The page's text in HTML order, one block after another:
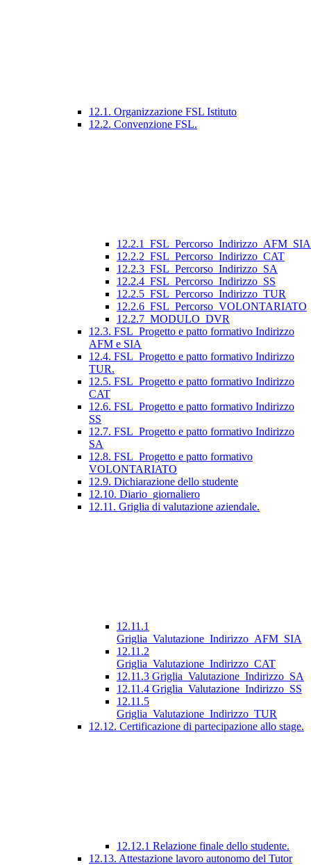
12.1. Organizzazione FSL Istituto
12.2. Convenzione FSL.
12.2.1_FSL_Percorso_Indirizzo_AFM_SIA
12.2.2_FSL_Percorso_Indirizzo_CAT
12.2.3_FSL_Percorso_Indirizzo_SA
12.2.4_FSL_Percorso_Indirizzo_SS
12.2.5_FSL_Percorso_Indirizzo_TUR
12.2.6_FSL_Percorso_VOLONTARIATO
12.2.7_MODULO_DVR
12.3. FSL_Progetto e patto formativo Indirizzo
AFM e SIA
12.4. FSL_Progetto e patto formativo Indirizzo
TUR.
12.5. FSL_Progetto e patto formativo Indirizzo
CAT
12.6. FSL_Progetto e patto formativo Indirizzo
SS
12.7. FSL_Progetto e patto formativo Indirizzo
SA
12.8. FSL_Progetto e patto formativo
VOLONTARIATO
12.9. Dichiarazione dello studente
12.10. Diario_giornaliero
12.11. Griglia di valutazione aziendale.
12.11.1
Griglia_Valutazione_Indirizzo_AFM_SIA
12.11.2
Griglia_Valutazione_Indirizzo_CAT
12.11.3 Griglia_Valutazione_Indirizzo_SA
12.11.4 Griglia_Valutazione_Indirizzo_SS
12.11.5
Griglia_Valutazione_Indirizzo_TUR
12.12. Certificazione di partecipazione allo stage.
12.12.1 Relazione finale dello studente.
12.13. Attestazione lavoro autonomo del Tutor